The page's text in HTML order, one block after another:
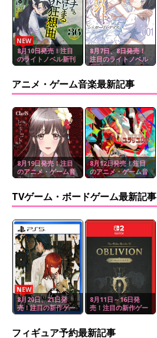
8月10日発売！注目
のライトノベル新刊
NEW
8月7日、8日発売！
注目のライトノベル
新刊
アニメ・ゲーム音楽最新記事
8月19日発売！注目
のアニメ・ゲーム音
楽
8月12日発売！注目
のアニメ・ゲーム音
楽
TVゲーム・ボードゲーム最新記事
8月20日、21日発
売！注目の新作ゲー
ム
NEW
8月11日～16日発
売！注目の新作ゲー
ム
フィギュア予約最新記事